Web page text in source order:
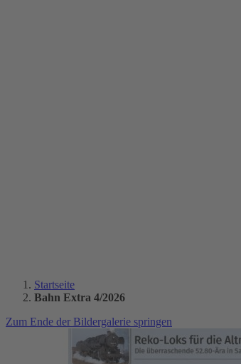
Startseite
Bahn Extra 4/2026
Zum Ende der Bildergalerie springen